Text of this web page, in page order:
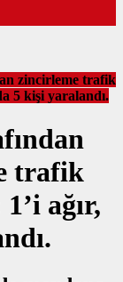
zincirleme trafik
5 kişi yaralandı.
trafik
ağır,